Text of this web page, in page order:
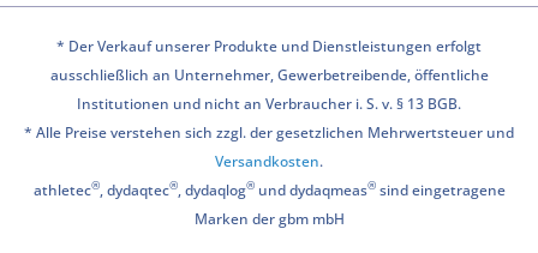
* Der Verkauf unserer Produkte und Dienstleistungen erfolgt
ausschließlich an Unternehmer, Gewerbetreibende, öffentliche
Institutionen und nicht an Verbraucher i. S. v. § 13 BGB.
* Alle Preise verstehen sich zzgl. der gesetzlichen Mehrwertsteuer und
Versandkosten.
athletec®, dydaqtec®, dydaqlog®und dydaqmeas®sind eingetragene
Marken der gbm mbH